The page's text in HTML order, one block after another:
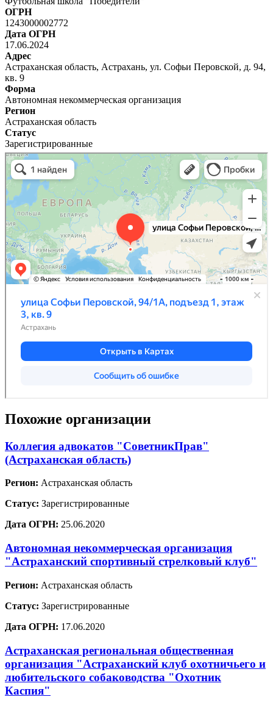
ОГРН
1243000002772
Дата ОГРН
17.06.2024
Адрес
Астраханская область, Астрахань, ул. Софьи Перовской, д. 94,
кв. 9
Форма
Автономная некоммерческая организация
Регион
Астраханская область
Статус
Зарегистрированные
Похожие организации
Коллегия адвокатов "СоветникПрав"
(Астраханская область)
Регион: Астраханская область
Статус: Зарегистрированные
Дата ОГРН: 25.06.2020
Автономная некоммерческая организация
"Астраханский спортивный стрелковый клуб"
Регион: Астраханская область
Статус: Зарегистрированные
Дата ОГРН: 17.06.2020
Астраханская региональная общественная
организация "Астраханский клуб охотничьего и
любительского собаководства "Охотник
Каспия"